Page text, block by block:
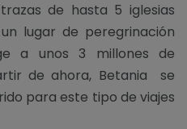
de hasta 5 iglesias
lugar de peregrinación
a unos 3 millones de
de ahora, Betania se
para este tipo de viajes